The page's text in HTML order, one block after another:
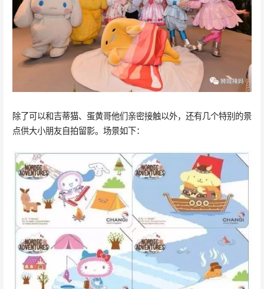
除了可以和吉蒂猫、蛋黄哥他们亲密接触以外，还有几个特别的景
点供大小朋友自拍留影。场景如下：